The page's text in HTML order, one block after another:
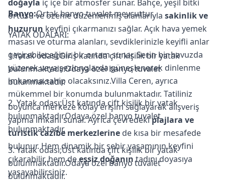
doğayla iç içe bir atmosfer sunar. Bahçe, yeşil bitki
örtüsü ve özenle düzenlenmiş alanlarıyla sakinlik ve
huzurun keyfini çıkarmanızı sağlar. Açık hava yemek
masası ve oturma alanları, sevdiklerinizle keyifli anlar
geçirebileceğiniz bir ortam sunar. Serin bir havuzda
yüzerek veya şezlonglarda güneşlenerek dinlenme
imkanına sahip olacaksınız.Villa Ceren, ayrıca
mükemmel bir konumda bulunmaktadır. Tatiliniz
boyunca merkeze kolay erişim sağlayarak alışveriş
yapma imkanı sunar. Ayrıca çevredekiplajlara ve
turistik cazibe merkezlerine de kısa bir mesafede
bulunur. Hem dinamik bir şehir yaşamının keyfini
çıkarabilir, hem deeşsiz doğanıntadını doyasıya
yaşayabilirsiniz.
Banyo:Ortak banyo tuvalet mevcuttur.
YATAK ODALARI:
1.Yatak odası;Giriş katında çift kişilik bir yatak
bulunmaktadır.Odaya özel banyo tuvalet
bulunmaktadır.
2. Yatak odası;Üst katında çift kişilik bir yatak
bulunmaktadır.Odaya özel banyo tuvalet
bulunmaktadır.
3. Yatak odası;Üst katında çift kişilik bir yatak
bulunmaktadır.Odaya özel banyo tuvalet
bulunmaktadır.